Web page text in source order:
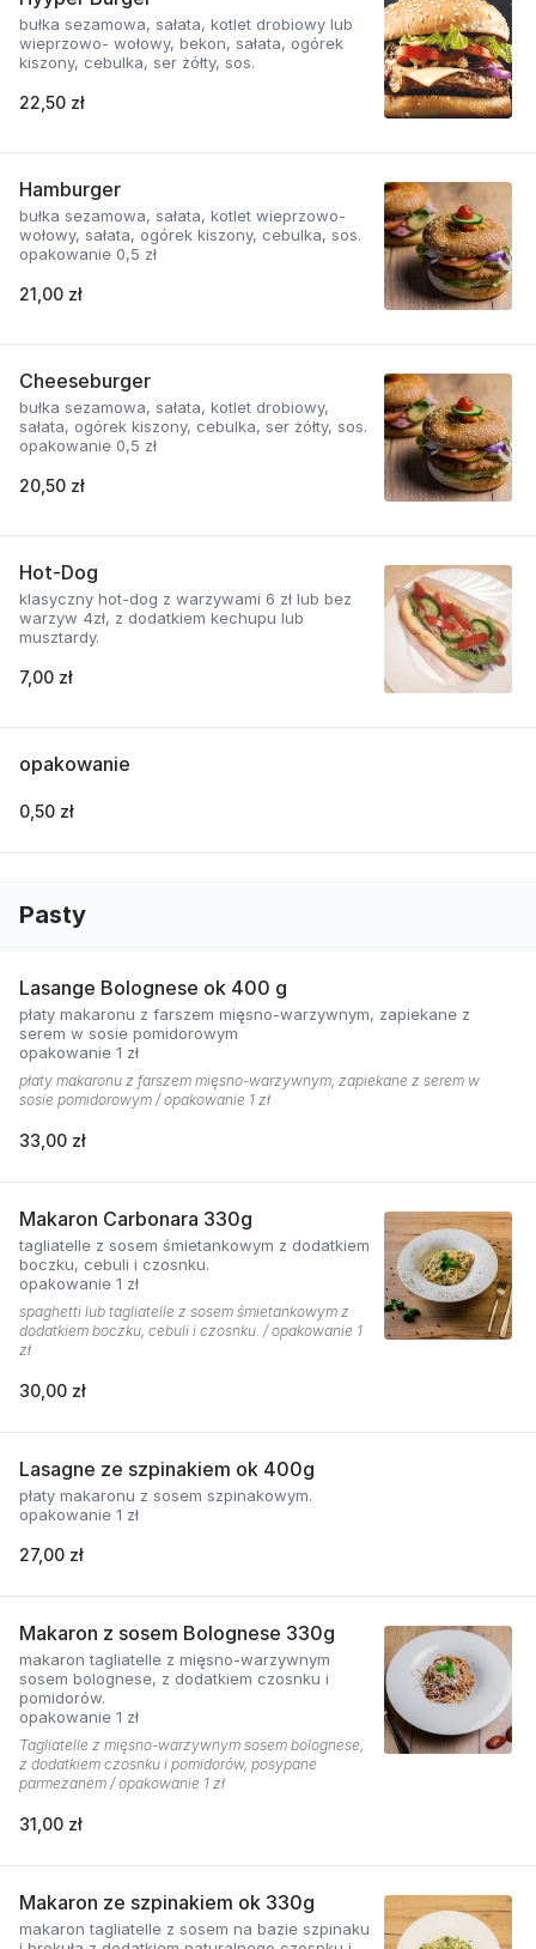
bułka sezamowa, sałata, kotlet drobiowy lub
wieprzowo- wołowy, bekon, sałata, ogórek
kiszony, cebulka, ser żółty, sos.
22,50 zł
Hamburger
bułka sezamowa, sałata, kotlet wieprzowo-
wołowy, sałata, ogórek kiszony, cebulka, sos.
opakowanie 0,5 zł
21,00 zł
Cheeseburger
bułka sezamowa, sałata, kotlet drobiowy,
sałata, ogórek kiszony, cebulka, ser żółty, sos.
opakowanie 0,5 zł
20,50 zł
Hot-Dog
klasyczny hot-dog z warzywami 6 zł lub bez
warzyw 4zł, z dodatkiem kechupu lub
musztardy.
7,00 zł
opakowanie
0,50 zł
Pasty
Lasange Bolognese ok 400 g
płaty makaronu z farszem mięsno-warzywnym, zapiekane z
serem w sosie pomidorowym
opakowanie 1 zł
płaty makaronu z farszem mięsno-warzywnym, zapiekane z serem w
sosie pomidorowym / opakowanie 1 zł
33,00 zł
Makaron Carbonara 330g
tagliatelle z sosem śmietankowym z dodatkiem
boczku, cebuli i czosnku.
opakowanie 1 zł
spaghetti lub tagliatelle z sosem śmietankowym z
dodatkiem boczku, cebuli i czosnku. / opakowanie 1
zł
30,00 zł
Lasagne ze szpinakiem ok 400g
płaty makaronu z sosem szpinakowym.
opakowanie 1 zł
27,00 zł
Makaron z sosem Bolognese 330g
makaron tagliatelle z mięsno-warzywnym
sosem bolognese, z dodatkiem czosnku i
pomidorów.
opakowanie 1 zł
Tagliatelle z mięsno-warzywnym sosem bolognese,
z dodatkiem czosnku i pomidorów, posypane
parmezanem / opakowanie 1 zł
31,00 zł
Makaron ze szpinakiem ok 330g
makaron tagliatelle z sosem na bazie szpinaku